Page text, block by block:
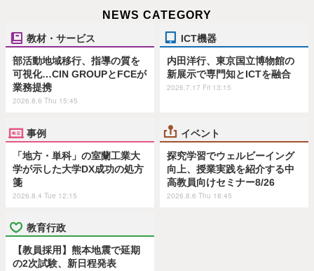
NEWS CATEGORY
教材・サービス
部活動地域移行、指導の質を
可視化…CIN GROUPとFCEが
業務提携
2026.8.6 Thu 15:45
ICT機器
内田洋行、東京国立博物館の
新展示で専門知とICTを融合
2026.7.17 Fri 13:15
事例
「地方・単科」の室蘭工業大
学が示した大学DX成功の処方
箋
2026.8.4 Tue 12:15
イベント
探究学習でウェルビーイング
向上、授業実践を紹介する中
高教員向けセミナー8/26
2026.8.6 Thu 18:45
教育行政
【教員採用】熊本地震で延期
の2次試験、新日程発表